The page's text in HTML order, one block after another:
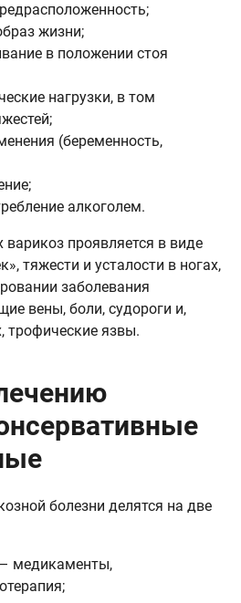
жизни;
в положении стоя
нагрузки, в том
(беременность,
алкоголем.
проявляется в виде
тяжести и усталости в ногах,
заболевания
вены, боли, судороги и,
трофические язвы.
болезни делятся на две
медикаменты,